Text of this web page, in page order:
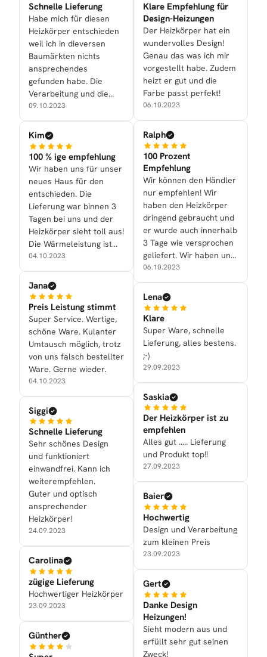
Schnelle Lieferung
Habe mich für diesen
Heizkörper entschieden
weil ich in dieversen
Baumärkten nichts
ansprechendes
gefunden habe. Die
Verarbeitung und die
Optik überzeugen
vollauf.
09.10.2023
Kim
100 % ige empfehlung
Wir haben uns für unser
neues Haus für den
entschieden. Die
Lieferung war binnen 3
Tagen bei uns und der
Heizkörper sieht toll aus!
Die Wärmeleistung ist
ebenfalls gut.
04.10.2023
Jana
Preis Leistung stimmt
Super Service. Wertige,
schöne Ware. Kulanter
Umtausch möglich, trotz
von uns falsch bestellter
Ware. Gerne wieder.
04.10.2023
Siggi
Schnelle Lieferung
Sehr schönes Design
und funktioniert
einwandfrei. Kann ich
weiterempfehlen.
Guter und optisch
ansprechender
Heizkörper!
24.09.2023
Carolina
zügige Lieferung
Hochwertiger Heizkörper
23.09.2023
Günther
Klare Empfehlung für
Design-Heizungen
Der Heizkörper hat ein
wundervolles Design!
Genau das was ich mir
vorgestellt habe. Zudem
heizt er gut und die
Farbe passt perfekt!
06.10.2023
Ralph
100 Prozent
Empfehlung
Wir können den Händler
nur empfehlen! Wir
haben den Heizkörper
dringend gebraucht und
er wurde auch innerhalb
3 Tage wie versprochen
geliefert. Wir haben uns
für den Alrona in
Anthrazit entschieden.
Super schönes Design
und heizt auch gut!
06.10.2023
Lena
Klare
Super Ware, schnelle
Lieferung, alles bestens.
;-)
29.09.2023
Saskia
Der Heizkörper ist zu
empfehlen
Alles gut ..... Lieferung
und Produkt top!!
27.09.2023
Baier
Hochwertig
Design und Verarbeitung
zum kleinen Preis
23.09.2023
Gert
Danke Design
Heizungen!
Sieht modern aus und
erfüllt sehr gut seinen
Zweck!